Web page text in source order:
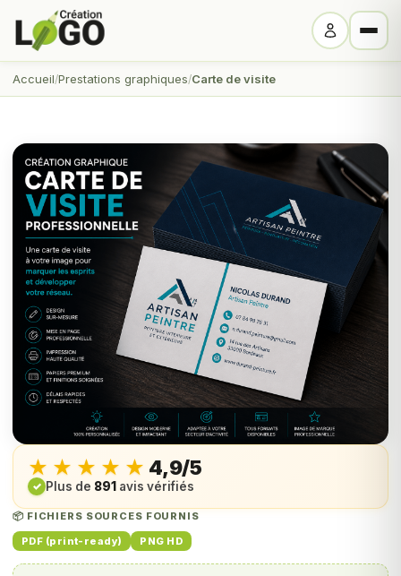
Accueil Prestations graphiques Carte de visite
★★★★★
★★★★★ 4,9/5
✓ Plus de 891 avis vérifiés
📦 FICHIERS SOURCES FOURNIS
PDF (print-ready)
PNG HD